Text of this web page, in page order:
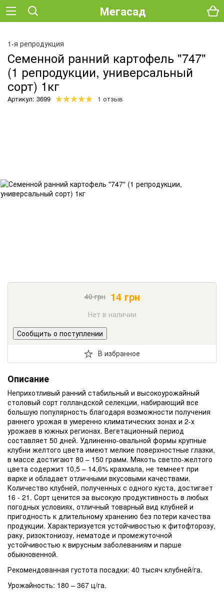
Мегасад
1-я репродукция
Семенной ранний картофель "747"
(1 репродукции, универсальный
сорт) 1кг
Артикул: 3699 1 отзыв
40грн 14грн
Нет в наличии
Сообщить о поступлении
В избранное
Описание
Неприхотливый ранний стабильный и высокоурожайный
столовый сорт голландской селекции, набирающий все
большую популярность благодаря возможности получения
раннего урожая в умеренно климатических зонах и 2-х
урожаев в южных регионах. Вегетационный период
составляет 50 дней. Удлиненно-овальной формы крупные
клубни желтого цвета имеют мелкие поверхностные глазки,
в массе достигают 80 – 150 грамм. Мякоть светло-желтого
цвета содержит 10,5 – 14,6% крахмала, не темнеет при
варке и обладает отличными вкусовыми качествами.
Количество клубней, полученных с одного куста, достигает
16 - 21. Сорт ценится за высокую продуктивность в любых
погодных условиях, отличный товарный вид клубней и
пригодность к длительному хранению без потери качества
продукции. Характеризуется устойчивостью к фитофторозу,
раку, ризоктониозу, нематоде и промежуточной
устойчивостью к вирусным заболеваниям и парше
обыкновенной.
Рекомендованная густота посадки: 40 тысяч клубней/га.
Урожайность: 180 – 367 ц/га.